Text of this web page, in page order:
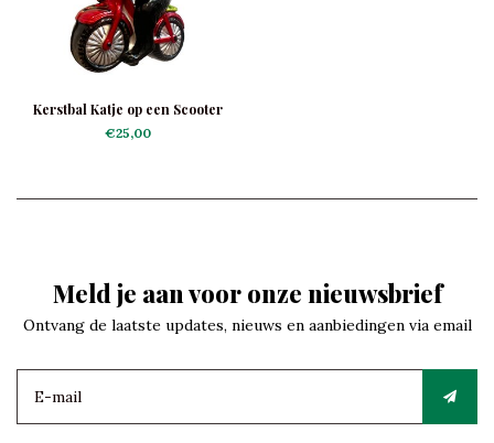
Kerstbal Katje op een Scooter
€25,00
Meld je aan voor onze nieuwsbrief
Ontvang de laatste updates, nieuws en aanbiedingen via email